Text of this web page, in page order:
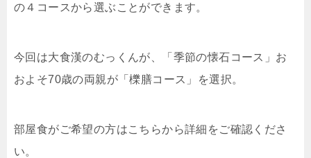
の４コースから選ぶことができます。
今回は大食漢のむっくんが、「季節の懐石コース」お
およそ70歳の両親が「櫟膳コース」を選択。
部屋食がご希望の方はこちらから詳細をご確認くださ
い。